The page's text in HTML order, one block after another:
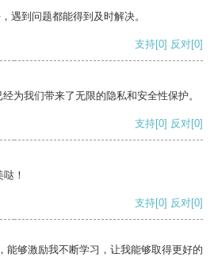
遇到问题都能得到及时解决。
支持[0] 反对[0]
为我们带来了无限的隐私和安全性保护。
支持[0] 反对[0]
！
支持[0] 反对[0]
能够激励我不断学习，让我能够取得更好的